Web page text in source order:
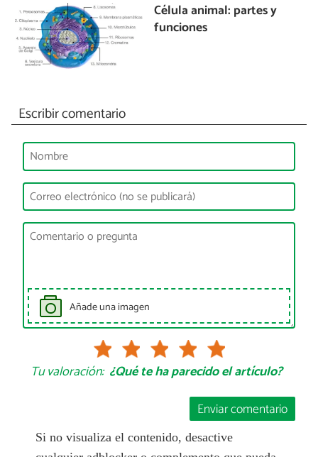
Célula animal: partes y
funciones
Escribir comentario
Añade una imagen
Tu valoración: ¿Qué te ha parecido el artículo?
Enviar comentario
Si no visualiza el contenido, desactive